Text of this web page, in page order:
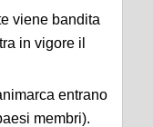
viene bandita
in vigore il
entrano
membri).